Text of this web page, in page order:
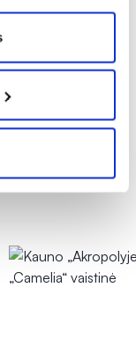
Rudenį –
kad
ir nuo